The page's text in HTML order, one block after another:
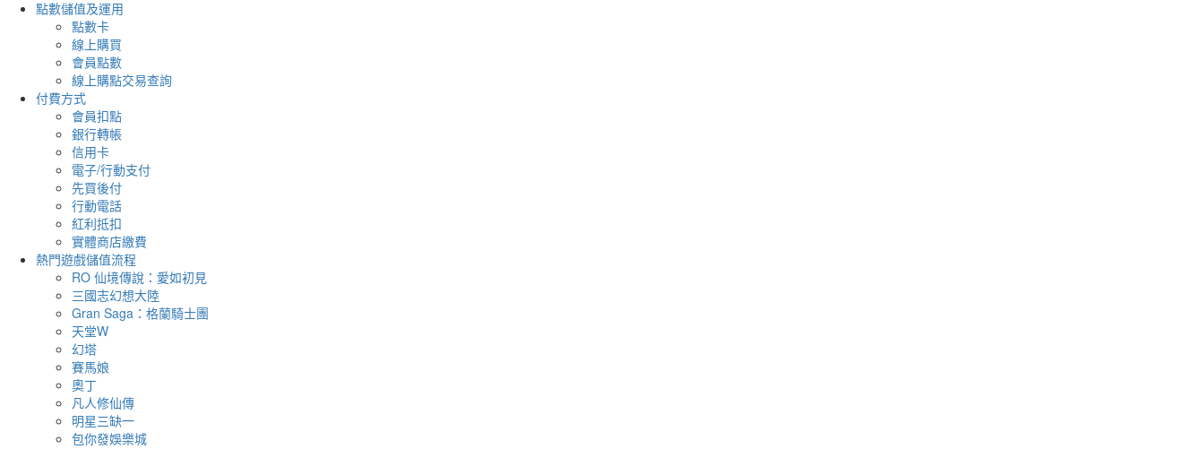
點數儲值及運用
點數卡
線上購買
會員點數
線上購點交易查詢
付費方式
會員扣點
銀行轉帳
信用卡
電子/行動支付
先買後付
行動電話
紅利抵扣
實體商店繳費
熱門遊戲儲值流程
RO 仙境傳說：愛如初見
三國志幻想大陸
Gran Saga：格蘭騎士團
天堂W
幻塔
賽馬娘
奧丁
凡人修仙傳
明星三缺一
包你發娛樂城